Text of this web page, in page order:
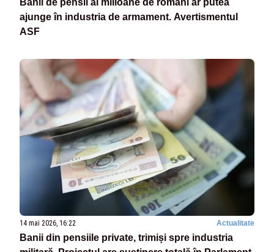
Banii de pensii ai milioane de români ar putea
ajunge în industria de armament. Avertismentul
ASF
14 mai 2026, 16:22 Actualitate
Banii din pensiile private, trimiși spre industria